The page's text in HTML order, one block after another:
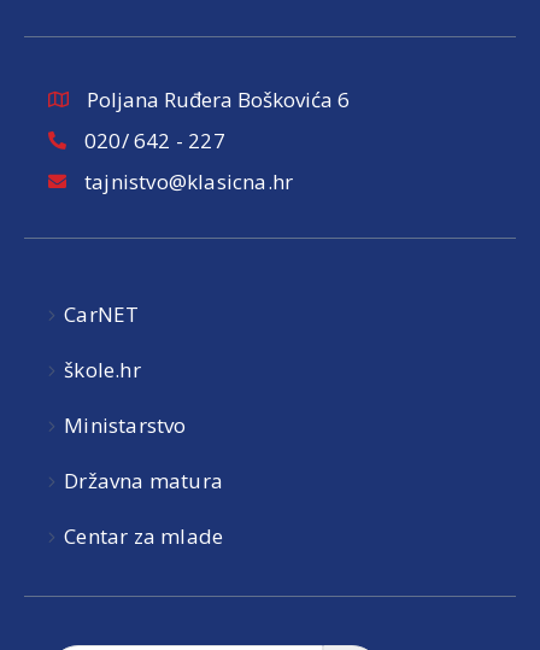
Poljana Ruđera Boškovića 6
020/ 642 - 227
tajnistvo@klasicna.hr
CarNET
škole.hr
Ministarstvo
Državna matura
Centar za mlade